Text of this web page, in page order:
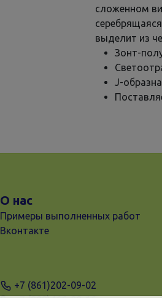
сложенном
выделит из
Зонт-
J-
О нас
Примеры выполненных работ
Вконтакте
+7 (861)202-09-02